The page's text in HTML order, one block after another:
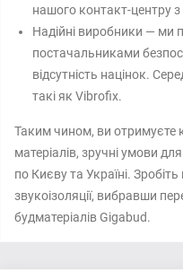
нашого контакт-центру
Надійні виробники — ми
постачальниками
відсутність націнок.
такі як Vibrofix.
Таким чином, ви отримуєте
матеріалів, зручні умови
по Києву та Україні.
звукоізоляції, вибравши
будматеріалів Gigabud.